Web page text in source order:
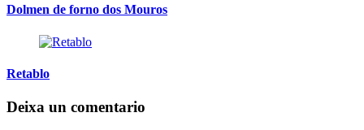
Dolmen de forno dos Mouros
Retablo
Deixa un comentario